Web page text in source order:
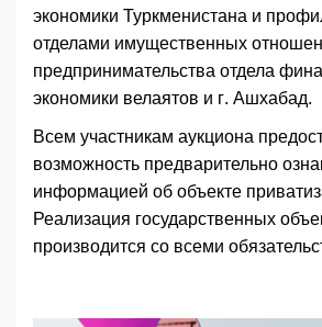
экономики Туркменистана и
отделами имущественных
предпринимательства отдела
экономики велаятов и г. Ашхабад.
Всем участникам аукциона
возможность предварительно
информацией об объекте
Реализация государственных
производится со всеми